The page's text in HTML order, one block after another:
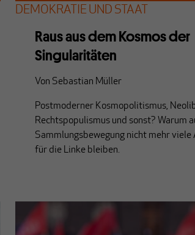
DEMOKRATIE UND STAAT
Raus aus dem Kosmos der
Singularitäten
Von Sebastian Müller
Postmoderner Kosmopolitismus,
Rechtspopulismus und sonst? Warum
Sammlungsbewegung nicht mehr
für die Linke bleiben.